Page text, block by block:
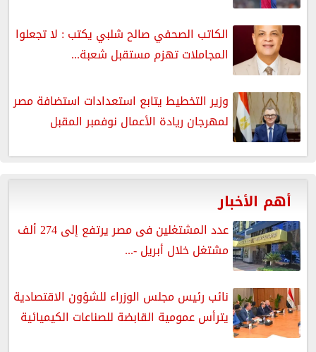
الكاتب الصحفي صالح شلبي يكتب : لا تجعلوا
المجاملات تهزم مستقبل شعبة...
وزير التخطيط يتابع استعدادات استضافة مصر
لمهرجان ريادة الأعمال نوفمبر المقبل
أهم الأخبار
عدد المشتغلين فى مصر يرتفع إلى 274 ألف
مشتغل خلال أبريل -...
نائب رئيس مجلس الوزراء للشؤون الاقتصادية
يترأس عمومية القابضة للصناعات الكيميائية